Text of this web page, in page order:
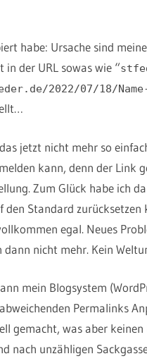
habe: Ursache sind
der URL sowas wie “
2022/07/18/
jetzt nicht mehr so
kann, denn der Link
Zum Glück habe ich
Standard zurücksetzen
egal. Neues
nicht mehr. Kein
mein Blogsystem
Permalinks
gemacht, was aber
nach unzähligen